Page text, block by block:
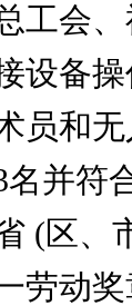
工会
设备
员和
并符
(区、
劳动奖